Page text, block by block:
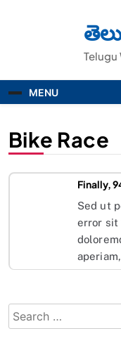
Telugu
MENU
Bike Race
Finally,
Sed ut
error sit
Search
for: